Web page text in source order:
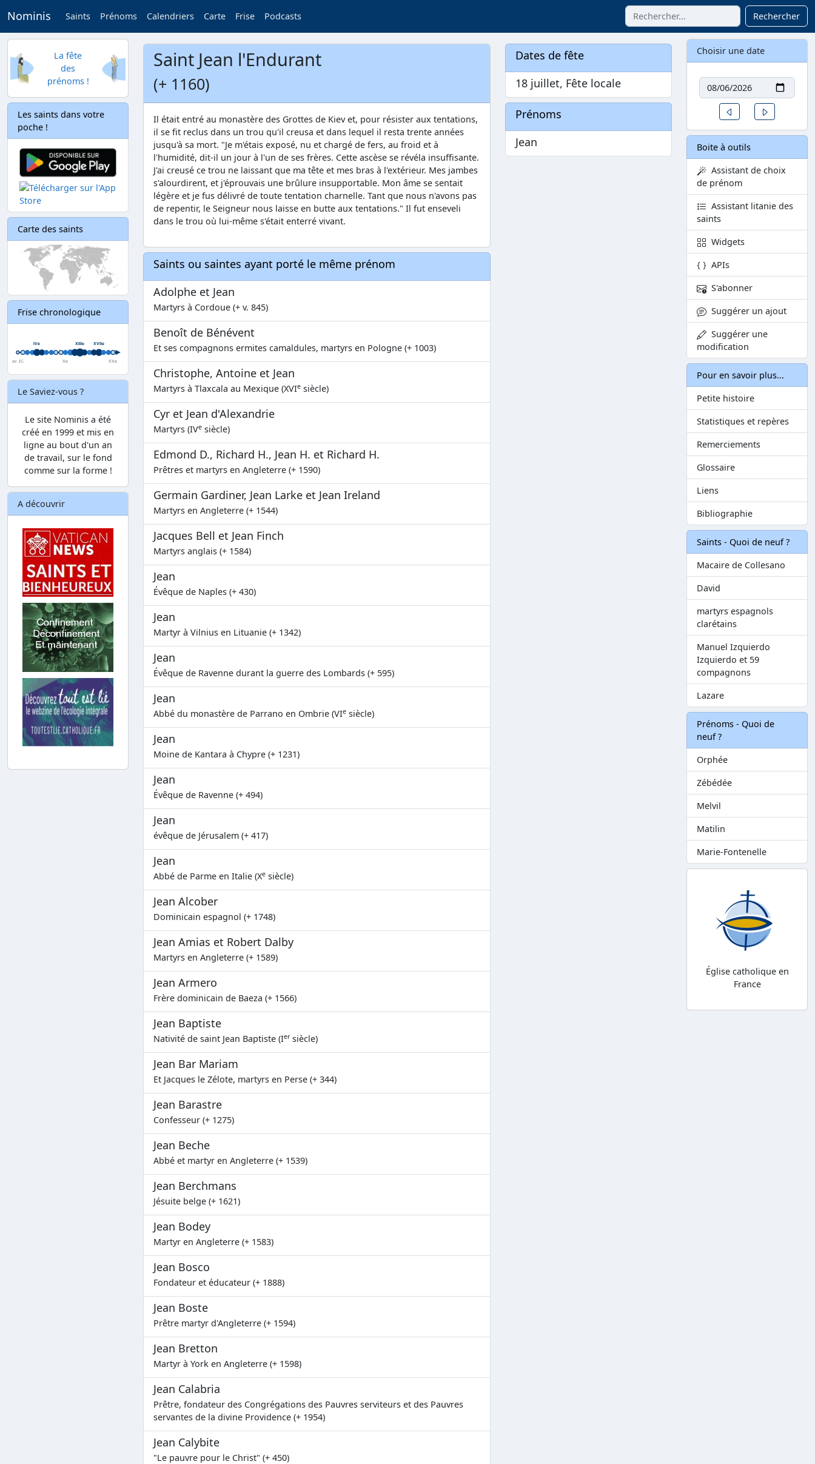
Nominis Saints Prénoms Calendriers Carte Frise Podcasts Rechercher
La fête
des
prénoms !
Les saints dans votre
poche !
Carte des saints
Frise chronologique
Le Saviez-vous ?
Le site Nominis a été
créé en 1999 et mis en
ligne au bout d'un an
de travail, sur le fond
comme sur la forme !
A découvrir
Saint Jean l'Endurant
(+ 1160)
Il était entré au monastère des Grottes de Kiev et, pour résister aux tentations,
il se fit reclus dans un trou qu'il creusa et dans lequel il resta trente années
jusqu'à sa mort. "Je m'étais exposé, nu et chargé de fers, au froid et à
l'humidité, dit-il un jour à l'un de ses frères. Cette ascèse se révéla insuffisante.
J'ai creusé ce trou ne laissant que ma tête et mes bras à l'extérieur. Mes jambes
s'alourdirent, et j'éprouvais une brûlure insupportable. Mon âme se sentait
légère et je fus délivré de toute tentation charnelle. Tant que nous n'avons pas
de repentir, le Seigneur nous laisse en butte aux tentations." Il fut enseveli
dans le trou où lui-même s'était enterré vivant.
Saints ou saintes ayant porté le même prénom
Adolphe et Jean
Martyrs à Cordoue (+ v. 845)
Benoît de Bénévent
Et ses compagnons ermites camaldules, martyrs en Pologne (+ 1003)
Christophe, Antoine et Jean
Martyrs à Tlaxcala au Mexique (XVIe siècle)
Cyr et Jean d'Alexandrie
Martyrs (IVe siècle)
Edmond D., Richard H., Jean H. et Richard H.
Prêtres et martyrs en Angleterre (+ 1590)
Germain Gardiner, Jean Larke et Jean Ireland
Martyrs en Angleterre (+ 1544)
Jacques Bell et Jean Finch
Martyrs anglais (+ 1584)
Jean
Évêque de Naples (+ 430)
Jean
Martyr à Vilnius en Lituanie (+ 1342)
Jean
Évêque de Ravenne durant la guerre des Lombards (+ 595)
Jean
Abbé du monastère de Parrano en Ombrie (VIe siècle)
Jean
Moine de Kantara à Chypre (+ 1231)
Jean
Évêque de Ravenne (+ 494)
Jean
évêque de Jérusalem (+ 417)
Jean
Abbé de Parme en Italie (Xe siècle)
Jean Alcober
Dominicain espagnol (+ 1748)
Jean Amias et Robert Dalby
Martyrs en Angleterre (+ 1589)
Jean Armero
Frère dominicain de Baeza (+ 1566)
Jean Baptiste
Nativité de saint Jean Baptiste (Iersiècle)
Jean Bar Mariam
Et Jacques le Zélote, martyrs en Perse (+ 344)
Jean Barastre
Confesseur (+ 1275)
Jean Beche
Abbé et martyr en Angleterre (+ 1539)
Jean Berchmans
Jésuite belge (+ 1621)
Jean Bodey
Martyr en Angleterre (+ 1583)
Jean Bosco
Fondateur et éducateur (+ 1888)
Jean Boste
Prêtre martyr d'Angleterre (+ 1594)
Jean Bretton
Martyr à York en Angleterre (+ 1598)
Jean Calabria
Prêtre, fondateur des Congrégations des Pauvres serviteurs et des Pauvres
servantes de la divine Providence (+ 1954)
Jean Calybite
"Le pauvre pour le Christ" (+ 450)
Dates de fête
18 juillet, Fête locale
Prénoms
Jean
Choisir une date
Date
Un jour avant
Boite à outils
Assistant de choix
de prénom
Assistant litanie des
saints
Widgets
APIs
S'abonner
Suggérer un ajout
Suggérer une
modification
Pour en savoir plus...
Petite histoire
Statistiques et repères
Remerciements
Glossaire
Liens
Bibliographie
Saints - Quoi de neuf ?
Macaire de Collesano
David
martyrs espagnols
clarétains
Manuel Izquierdo
Izquierdo et 59
compagnons
Lazare
Prénoms - Quoi de
neuf ?
Orphée
Zébédée
Melvil
Matilin
Marie-Fontenelle
Église catholique en
France